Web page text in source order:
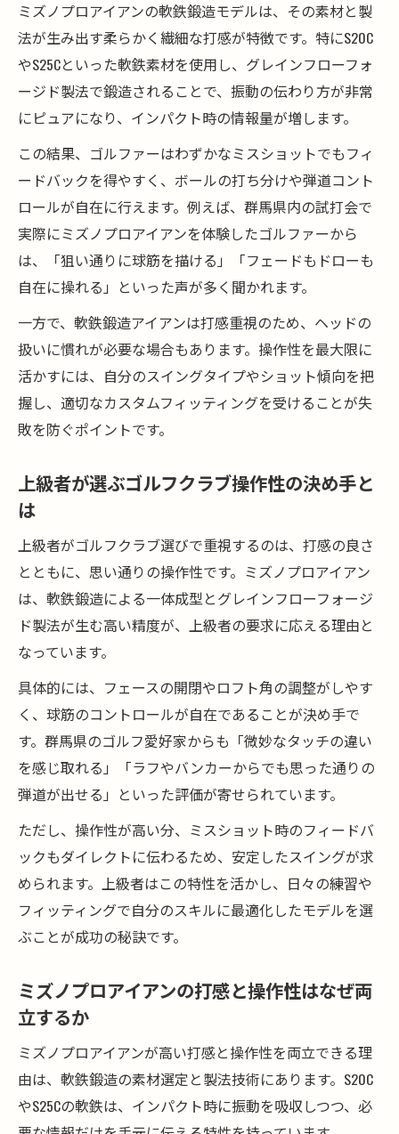
ミズノプロアイアンの軟鉄鍛造モデルは、その素材と製
法が生み出す柔らかく繊細な打感が特徴です。特にS20C
やS25Cといった軟鉄素材を使用し、グレインフローフォ
ージド製法で鍛造されることで、振動の伝わり方が非常
にピュアになり、インパクト時の情報量が増します。
この結果、ゴルファーはわずかなミスショットでもフィ
ードバックを得やすく、ボールの打ち分けや弾道コント
ロールが自在に行えます。例えば、群馬県内の試打会で
実際にミズノプロアイアンを体験したゴルファーから
は、「狙い通りに球筋を描ける」「フェードもドローも
自在に操れる」といった声が多く聞かれます。
一方で、軟鉄鍛造アイアンは打感重視のため、ヘッドの
扱いに慣れが必要な場合もあります。操作性を最大限に
活かすには、自分のスイングタイプやショット傾向を把
握し、適切なカスタムフィッティングを受けることが失
敗を防ぐポイントです。
上級者が選ぶゴルフクラブ操作性の決め手と
は
上級者がゴルフクラブ選びで重視するのは、打感の良さ
とともに、思い通りの操作性です。ミズノプロアイアン
は、軟鉄鍛造による一体成型とグレインフローフォージ
ド製法が生む高い精度が、上級者の要求に応える理由と
なっています。
具体的には、フェースの開閉やロフト角の調整がしやす
く、球筋のコントロールが自在であることが決め手で
す。群馬県のゴルフ愛好家からも「微妙なタッチの違い
を感じ取れる」「ラフやバンカーからでも思った通りの
弾道が出せる」といった評価が寄せられています。
ただし、操作性が高い分、ミスショット時のフィードバ
ックもダイレクトに伝わるため、安定したスイングが求
められます。上級者はこの特性を活かし、日々の練習や
フィッティングで自分のスキルに最適化したモデルを選
ぶことが成功の秘訣です。
ミズノプロアイアンの打感と操作性はなぜ両
立するか
ミズノプロアイアンが高い打感と操作性を両立できる理
由は、軟鉄鍛造の素材選定と製法技術にあります。S20C
やS25Cの軟鉄は、インパクト時に振動を吸収しつつ、必